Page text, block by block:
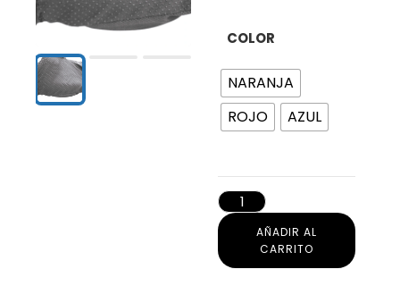
COLOR
NARANJA
ROJO
AZUL
AÑADIR AL
CARRITO